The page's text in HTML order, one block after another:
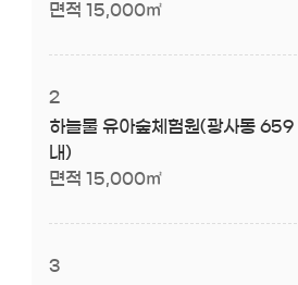
면적 15,000㎡
2
하늘물 유아숲체험원(광사동 659
내)
면적 15,000㎡
3